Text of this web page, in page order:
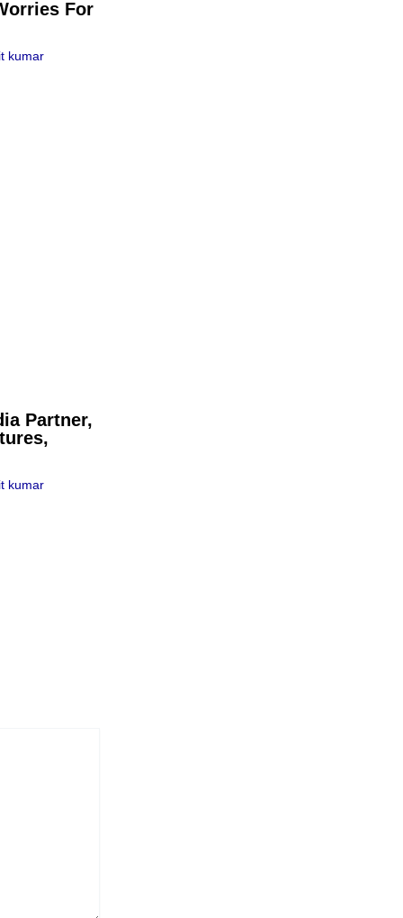
For
kumar
Partner,
kumar